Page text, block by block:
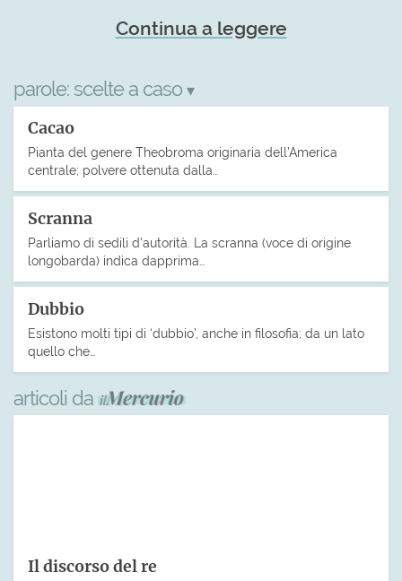
Continua a leggere
parole: scelte a caso ▾
Cacao
Pianta del genere Theobroma originaria dell’America
centrale; polvere ottenuta dalla…
Scranna
Parliamo di sedili d’autorità. La scranna (voce di origine
longobarda) indica dapprima…
Dubbio
Esistono molti tipi di ‘dubbio’, anche in filosofia; da un lato
quello che…
articoli da
Il discorso del re